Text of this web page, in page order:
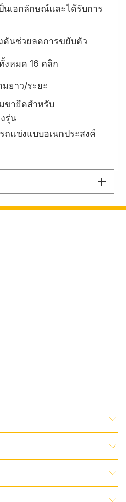
นเอกลักษณ์และได้รับการ
ดันช่วยลดการขยับตัว
งหมด 16 คลิก
ยาว/ระยะ
ขายึดสําหรับ
รุ่น
ถแข่งแบบอเนกประสงค์